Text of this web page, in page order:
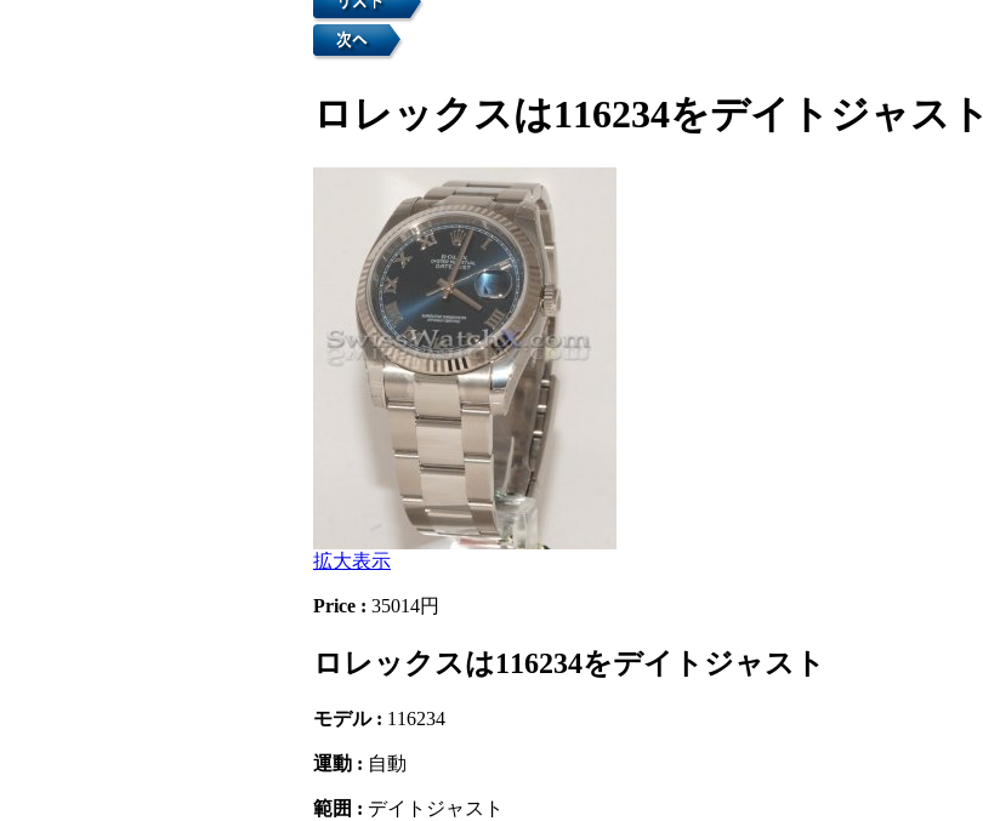
ロレックスは116234をデイトジャスト
拡大表示
Price : 35014円
ロレックスは116234をデイトジャスト
モデル : 116234
運動 : 自動
範囲 : デイトジャスト